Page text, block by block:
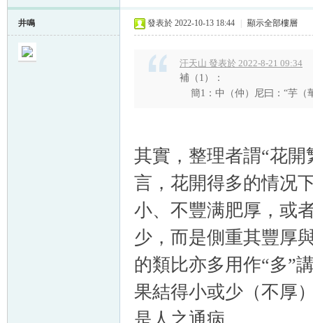
井鳴 發表於 2022-10-13 18:44 顯示全部樓層
汗天山 發表於 2022-8-21 09:34
補（1）：
簡1：中（仲）尼曰：“芋（
其實，整理者謂“花
言，花開得多的情况
小、不豐满肥厚，或
少，而是側重其豐厚
的類比亦多用作“多”
果結得小或少（不厚
是人之通病。